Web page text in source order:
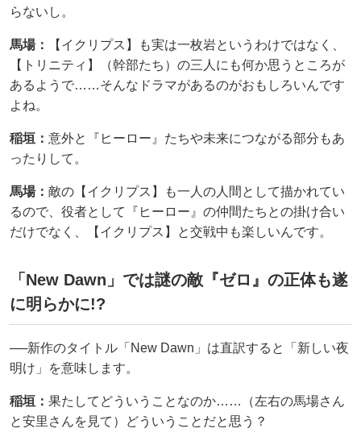
らないし。
馬場：
【イクリプス】も実は一枚岩というわけではなく、
【トリニティ】（幹部たち）の三人にも何か思うところが
あるようで……そんなドラマがあるのがおもしろいんです
よね。
稲垣： 意外と『ヒーロー』たちや未来につながる部分もあ
ったりして。
馬場： 敵の【イクリプス】も一人の人間として描かれてい
るので、役者として『ヒーロー』の仲間たちとの掛け合い
だけでなく、【イクリプス】と交戦中も楽しいんです。
「New Dawn」では謎の敵『ゼロ』の正体も遂
に明らかに!?
──新作のタイトル「New Dawn」は直訳すると「新しい夜
明け」を意味します。
稲垣： 果たしてどういうことなのか……（左右の馬場さん
と安里さんを見て）どういうことだと思う？